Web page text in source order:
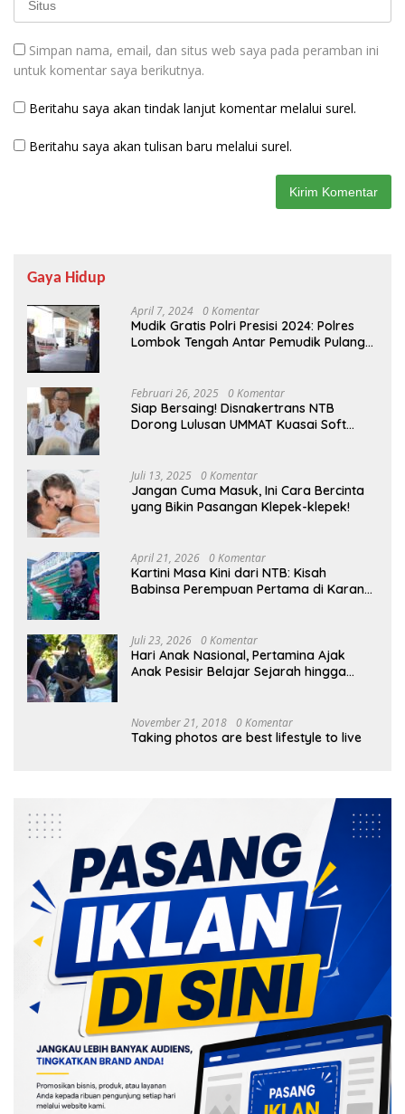
Simpan nama, email, dan situs web saya pada peramban ini
untuk komentar saya berikutnya.
Beritahu saya akan tindak lanjut komentar melalui surel.
Beritahu saya akan tulisan baru melalui surel.
Gaya Hidup
April 7, 2024 0 Komentar
Mudik Gratis Polri Presisi 2024: Polres
Lombok Tengah Antar Pemudik Pulang
Februari 26, 2025 0 Komentar
Siap Bersaing! Disnakertrans NTB
Dorong Lulusan UMMAT Kuasai Soft
Juli 13, 2025 0 Komentar
Jangan Cuma Masuk, Ini Cara Bercinta
yang Bikin Pasangan Klepek-klepek!
April 21, 2026 0 Komentar
Kartini Masa Kini dari NTB: Kisah
Babinsa Perempuan Pertama di Karang
Juli 23, 2026 0 Komentar
Hari Anak Nasional, Pertamina Ajak
Anak Pesisir Belajar Sejarah hingga
November 21, 2018 0 Komentar
Taking photos are best lifestyle to live